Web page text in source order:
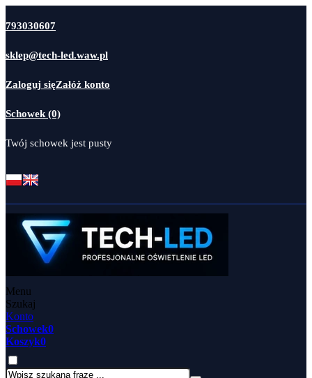
793030607
sklep@tech-led.waw.pl
Zaloguj sięZałóż konto
Schowek (0)
Twój schowek jest pusty
Menu
Szukaj
Konto
Schowek0
Koszyk0